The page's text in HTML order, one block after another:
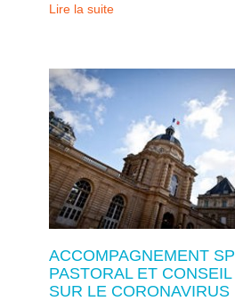
Lire la suite
ACCOMPAGNEMENT
PASTORAL ET
SUR LE CORONAVIRUS